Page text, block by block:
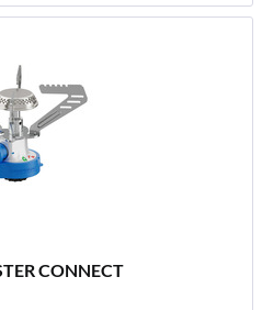
CONNECT